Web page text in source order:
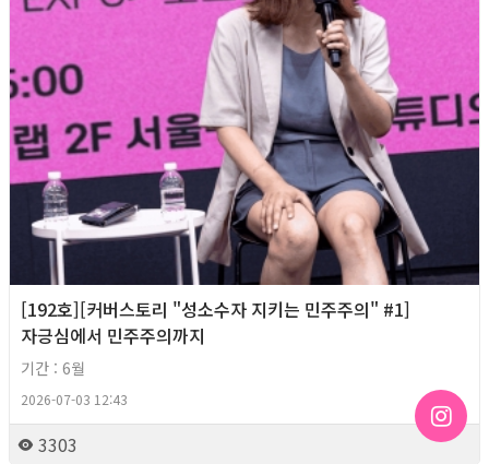
[192호][커버스토리 "성소수자 지키는 민주주의" #1]
자긍심에서 민주주의까지
기간 : 6월
2026-07-03 12:43
3303